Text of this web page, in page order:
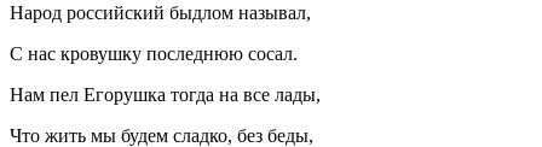
Народ российский быдлом называл,
С нас кровушку последнюю сосал.
Нам пел Егорушка тогда на все лады,
Что жить мы будем сладко, без беды,